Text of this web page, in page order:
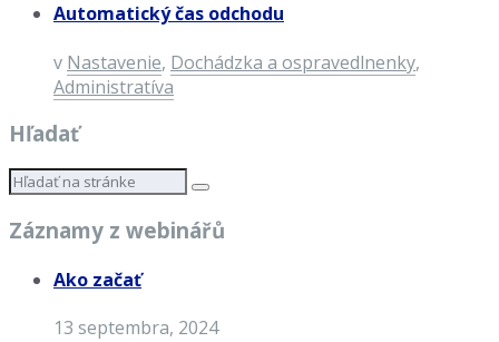
Automatický čas odchodu
v Nastavenie, Dochádzka a ospravedlnenky,
Administratíva
Hľadať
Záznamy z webinářů
Ako začať
13 septembra, 2024